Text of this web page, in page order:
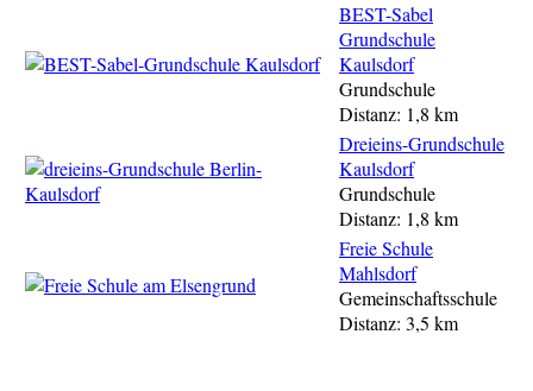
BEST-Sabel
Grundschule
Kaulsdorf
Grundschule
Distanz: 1,8 km
Dreieins-Grundschule
Kaulsdorf
Grundschule
Distanz: 1,8 km
Freie Schule
Mahlsdorf
Gemeinschaftsschule
Distanz: 3,5 km